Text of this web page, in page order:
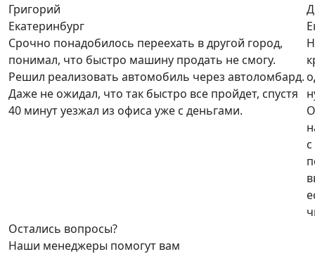
Григорий
Екатеринбург
Срочно понадобилось переехать в другой город,
понимал, что быстро машину продать не смогу.
Решил реализовать автомобиль через автоломбард.
Даже не ожидал, что так быстро все пройдет, спустя
40 минут уезжал из офиса уже с деньгами.
Остались вопросы?
Наши менеджеры помогут вам